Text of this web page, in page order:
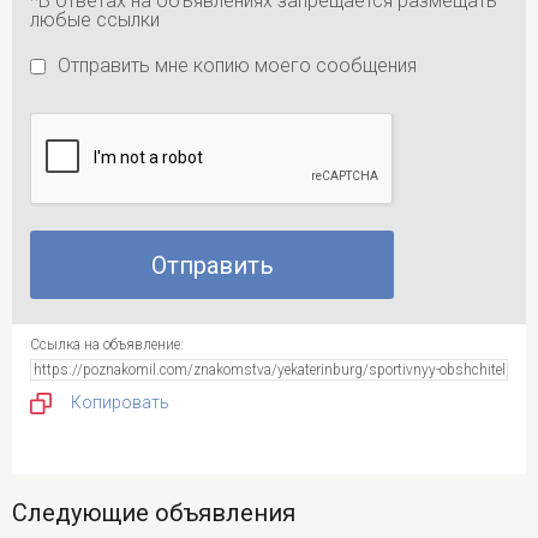
любые ссылки
Отправить мне копию моего сообщения
Ссылка на объявление:
Копировать
Следующие объявления